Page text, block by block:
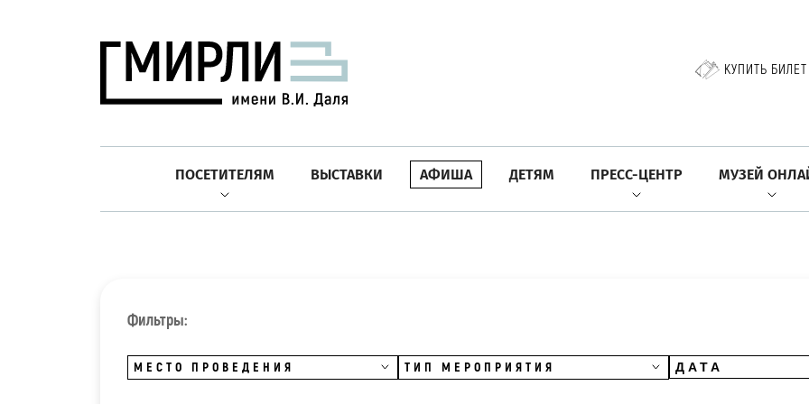
КУПИТЬ БИЛЕТ
ПОСЕТИТЕЛЯМ ВЫСТАВКИ АФИША ДЕТЯМ ПРЕСС-ЦЕНТР МУЗЕЙ
Фильтры:
МЕСТО ПРОВЕДЕНИЯ ТИП МЕРОПРИЯТИЯ